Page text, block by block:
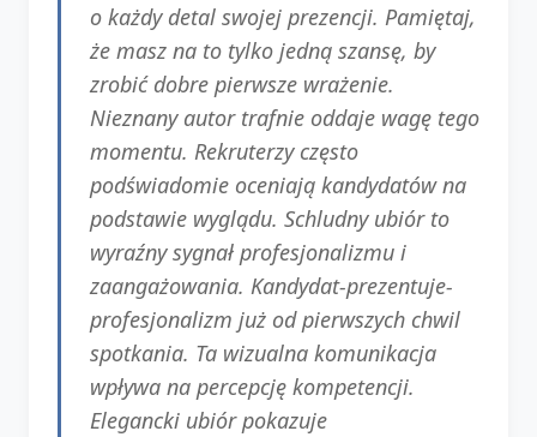
o każdy detal swojej prezencji. Pamiętaj,
że masz na to tylko jedną szansę, by
zrobić dobre pierwsze wrażenie.
Nieznany autor trafnie oddaje wagę tego
momentu. Rekruterzy często
podświadomie oceniają kandydatów na
podstawie wyglądu. Schludny ubiór to
wyraźny sygnał profesjonalizmu i
zaangażowania. Kandydat-prezentuje-
profesjonalizm już od pierwszych chwil
spotkania. Ta wizualna komunikacja
wpływa na percepcję kompetencji.
Elegancki ubiór pokazuje